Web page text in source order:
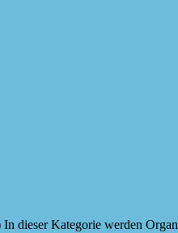
Kategorie werden